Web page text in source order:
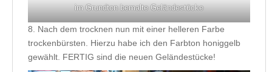
im Grundton bemalte Geländestücke
8. Nach dem trocknen nun mit einer helleren Farbe
trockenbürsten. Hierzu habe ich den Farbton honiggelb
gewählt. FERTIG sind die neuen Geländestücke!